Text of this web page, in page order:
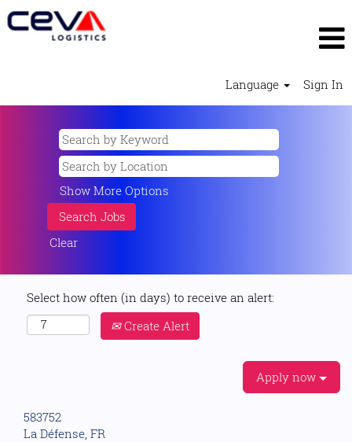
Language Sign In
Show More Options
Clear
Select how often (in days) to receive an alert:
Create Alert
Apply now
583752
La Défense, FR